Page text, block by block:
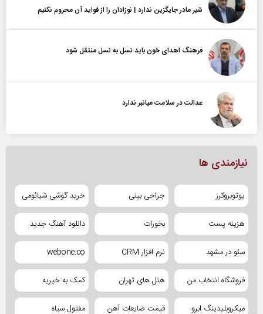
شیر مادر جایگزین ندارد | نوزادان را از فواید آن محروم نکنیم
فرهنگ اهدای خون باید نسل به نسل منتقل شود
عدالت در سلامت میانبر ندارد
نیازمندی ها
یوتوبروکرز جراحی بینی خرید گوشی شیائومی
هزینه پست بخورات دانلود آهنگ جدید
سئو در مشهد نرم افزار CRM webone.co
فروشگاه انتخاب من هتل های تهران کمک به خیریه
میکروبلیدینگ ابرو قیمت ضایعات آهن مفتول سیاه